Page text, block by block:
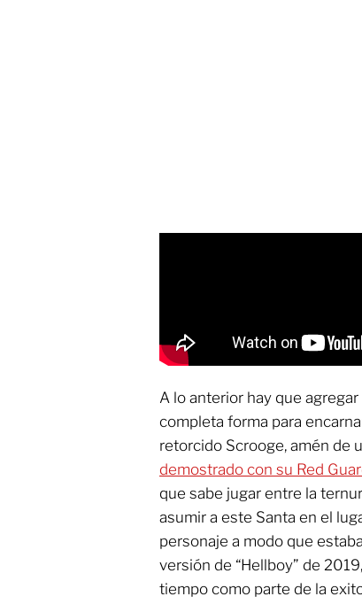
A lo anterior hay que
completa forma para
retorcido Scrooge, amén de
demostrado con su Red
que sabe jugar entre la
asumir a este Santa en el
personaje a modo que
versión de “Hellboy” de
tiempo como parte de la